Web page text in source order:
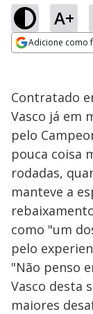
A+
Adicione como
Contratado
Vasco já em
pelo
pouca coisa
rodadas,
manteve a
como "um
pelo
"Não penso
Vasco desta
maiores